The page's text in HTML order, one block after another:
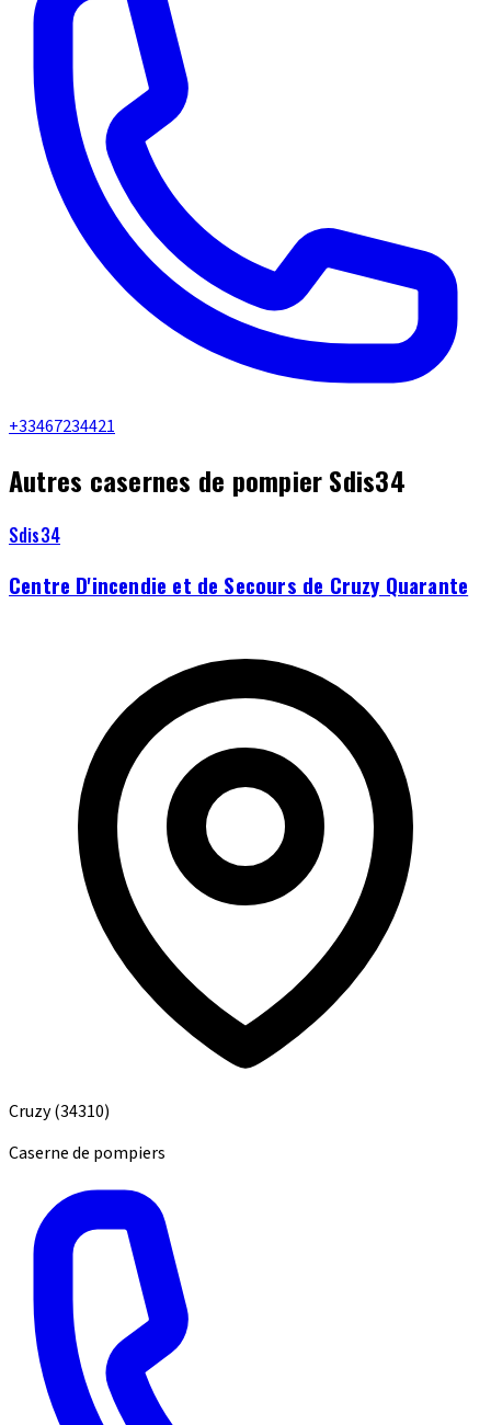
+33467234421
Autres casernes de pompier Sdis34
Sdis34
Centre D'incendie et de Secours de Cruzy Quarante
Cruzy(34310)
Caserne de pompiers